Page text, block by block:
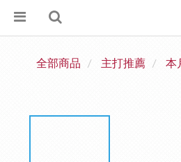
全部商品 主打推薦 本